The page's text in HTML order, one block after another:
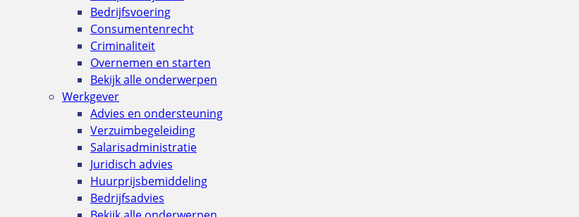
Bedrijfsvoering
Consumentenrecht
Criminaliteit
Overnemen en starten
Bekijk alle onderwerpen
Werkgever
Advies en ondersteuning
Verzuimbegeleiding
Salarisadministratie
Juridisch advies
Huurprijsbemiddeling
Bedrijfsadvies